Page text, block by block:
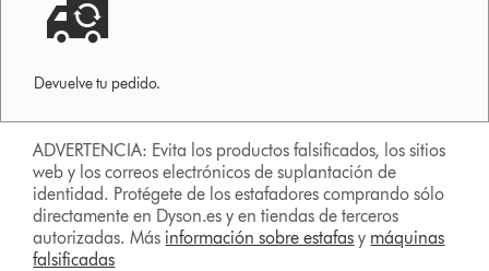
Devuelve tu pedido.
ADVERTENCIA: Evita los productos falsificados, los sitios
web y los correos electrónicos de suplantación de
identidad. Protégete de los estafadores comprando sólo
directamente en Dyson.es y en tiendas de terceros
autorizadas. Más información sobre estafas y máquinas
falsificadas